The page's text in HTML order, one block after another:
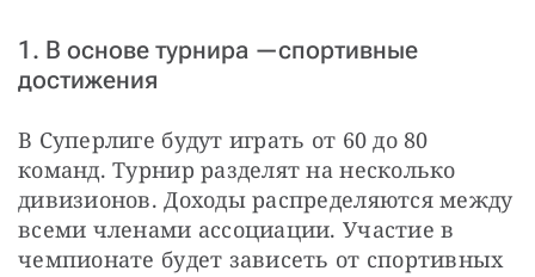
1. В основе турнира —спортивные
достижения
В Суперлиге будут играть от 60 до 80
команд. Турнир разделят на несколько
дивизионов. Доходы распределяются между
всеми членами ассоциации. Участие в
чемпионате будет зависеть от спортивных